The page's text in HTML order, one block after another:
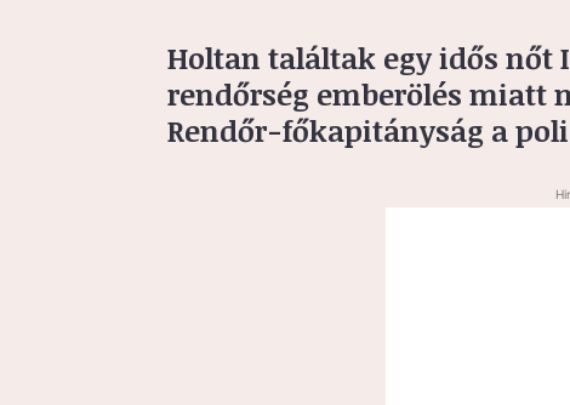
Holtan találtak egy idős
rendőrség emberölés miatt
Rendőr-főkapitányság a